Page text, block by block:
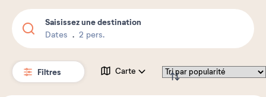
Saisissez une destination
Dates 2 pers.
Filtres Carte